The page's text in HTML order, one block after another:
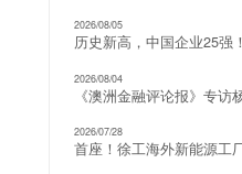
2026/08/05
历史新高，中国企业25强！
2026/08/04
2026/07/28